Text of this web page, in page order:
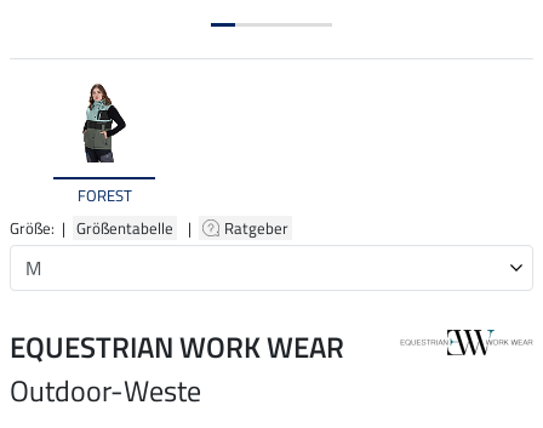
FOREST
Größe: | Größentabelle | Ratgeber
EQUESTRIAN WORK WEAR
Outdoor-Weste